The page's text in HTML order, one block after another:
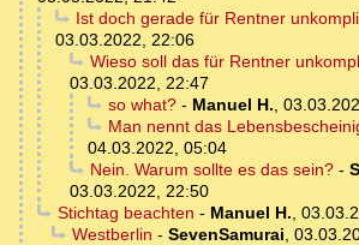
Ist doch gerade für Rentner
03.03.2022, 22:06
Wieso soll das für Rentner
03.03.2022, 22:47
so what?- Manuel H.,
Man nennt das
04.03.2022, 05:04
Nein. Warum sollte es das sein?-
03.03.2022, 22:50
Stichtag beachten - Manuel H.,
Westberlin - SevenSamurai,